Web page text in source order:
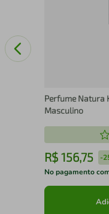
Perfume Natura
Masculino
R$ 156,75 -
No pagamento